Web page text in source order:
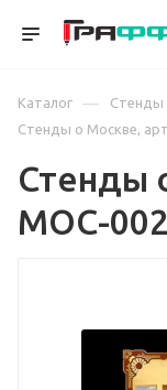
Каталог — Стенды
Стенды о Москве,
Стенды
МОС-002